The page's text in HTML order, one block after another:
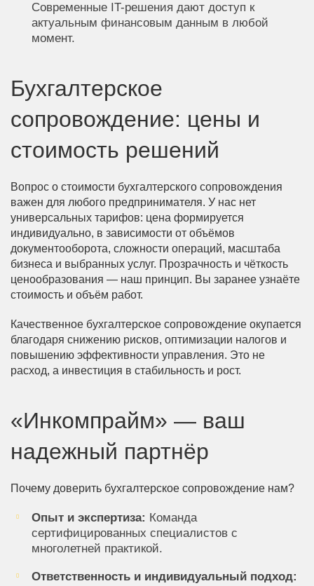
Современные IT-решения дают доступ к
актуальным финансовым данным в любой
момент.
Бухгалтерское
сопровождение: цены и
стоимость решений
Вопрос о стоимости бухгалтерского сопровождения
важен для любого предпринимателя. У нас нет
универсальных тарифов: цена формируется
индивидуально, в зависимости от объёмов
документооборота, сложности операций, масштаба
бизнеса и выбранных услуг. Прозрачность и чёткость
ценообразования — наш принцип. Вы заранее узнаёте
стоимость и объём работ.
Качественное бухгалтерское сопровождение окупается
благодаря снижению рисков, оптимизации налогов и
повышению эффективности управления. Это не
расход, а инвестиция в стабильность и рост.
«Инкомпрайм» — ваш
надежный партнёр
Почему доверить бухгалтерское сопровождение нам?
Опыт и экспертиза: Команда
сертифицированных специалистов с
многолетней практикой.
Ответственность и индивидуальный подход: